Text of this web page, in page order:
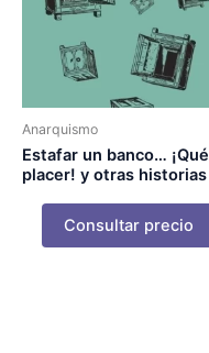
Anarquismo
Estafar un banco… ¡Qué
placer! y otras historias
Consultar precio